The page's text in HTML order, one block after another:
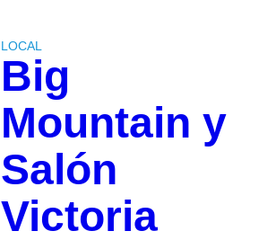
LOCAL
Big
Mountain y
Salón
Victoria